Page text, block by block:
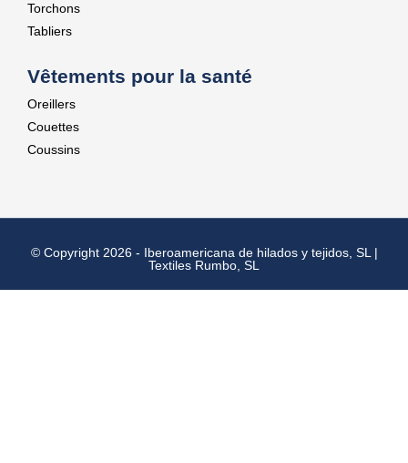
Torchons
Tabliers
Vêtements pour la santé
Oreillers
Couettes
Coussins
© Copyright 2026 - Iberoamericana de hilados y tejidos, SL |
Textiles Rumbo, SL